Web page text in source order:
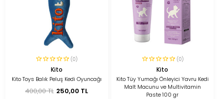
(0)
Kito
Kito Toys Balık Peluş Kedi Oyuncağı
400,00 TL 250,00 TL
(0)
Kito
Kito Tüy Yumağı Önleyici Yavru Kedi
Malt Macunu ve Multivitamin
Paste 100 gr